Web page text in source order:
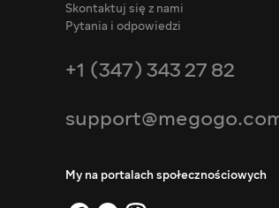
Skontaktuj się z nami
Pytania i odpowiedzi
+1 (347) 343 27 82
My na portalach społecznościowych